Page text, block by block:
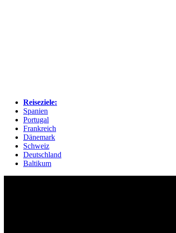
Reiseziele:
Spanien
Portugal
Frankreich
Dänemark
Schweiz
Deutschland
Baltikum